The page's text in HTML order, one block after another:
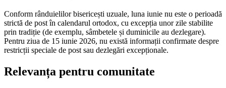
Conform rânduielilor bisericești uzuale, luna iunie nu este o perioadă
strictă de post în calendarul ortodox, cu excepția unor zile stabilite
prin tradiție (de exemplu, sâmbetele și duminicile au dezlegare).
Pentru ziua de 15 iunie 2026, nu există informații confirmate despre
restricții speciale de post sau dezlegări excepționale.
Relevanța pentru comunitate